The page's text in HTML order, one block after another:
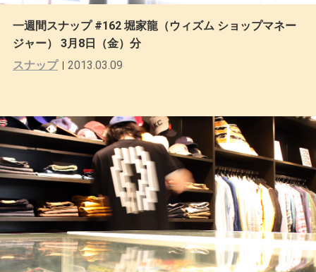
一週間スナップ #162 堀家龍（ウィズム ショップマネー
ジャー） 3月8日（金）分
スナップ
2013.03.09